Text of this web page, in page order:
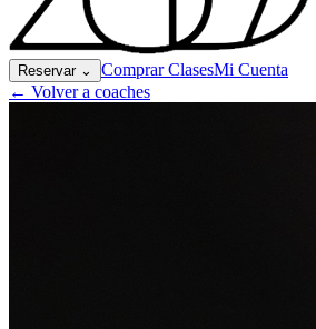
Reservar ⌄ Comprar ClasesMi Cuenta
← Volver a coaches